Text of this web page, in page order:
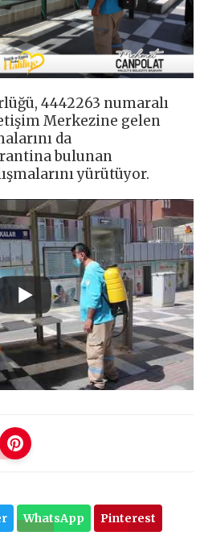
4442263 numaralı
Merkezine gelen
da
bulunan
yürütüyor.
WhatsApp Pinterest